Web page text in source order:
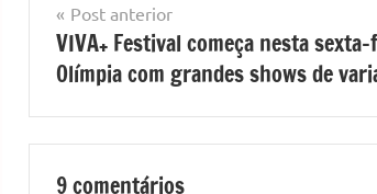
Navegação
de
Post
Post anterior
VIVA+ Festival começa nesta
Olímpia com grandes shows de
9 comentários